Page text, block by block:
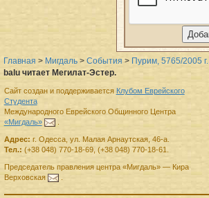
Главная > Мигдаль > События > Пурим, 5765/2005 г.
balu читает Мегилат-Эстер.
Сайт создан и поддерживается Клубом Еврейского
Студента
Международного Еврейского Общинного Центра
«Мигдаль»
.
Адрес: г. Одесса, ул. Малая Арнаутская, 46-а.
Тел.: (+38 048) 770-18-69, (+38 048) 770-18-61
Председатель правленияцентра «Мигдаль»— Кира
Верховская
.